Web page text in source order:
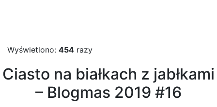
Wyświetlono: 454 razy
Ciasto na białkach z jabłkami
– Blogmas 2019 #16